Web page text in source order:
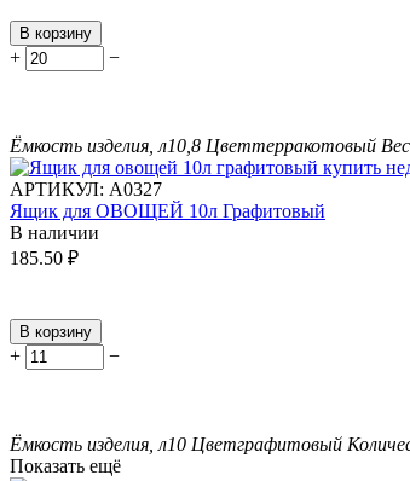
В корзину
+ −
Ёмкость изделия, л10,8 Цветтерракотовый
АРТИКУЛ: А0327
Ящик для ОВОЩЕЙ 10л Графитовый
В наличии
185.50 ₽
В корзину
+ −
Ёмкость изделия, л10 Цветграфитовый
Показать ещё